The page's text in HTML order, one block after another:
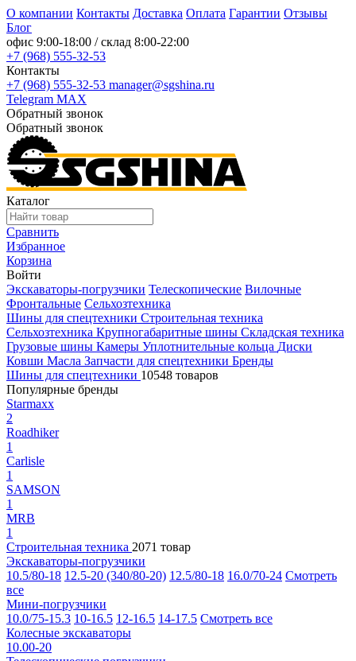
О компании Контакты Доставка Оплата Гарантии Отзывы
Блог
офис 9:00-18:00 / склад 8:00-22:00
+7 (968) 555-32-53
Контакты
+7 (968) 555-32-53 manager@sgshina.ru
Telegram MAX
Обратный звонок
Обратный звонок
Каталог
Сравнить
Избранное
Корзина
Войти
Экскаваторы-погрузчики Телескопические Вилочные
Фронтальные Сельхозтехника
Шины для спецтехники Строительная техника
Сельхозтехника Крупногабаритные шины Складская техника
Грузовые шины Камеры Уплотнительные кольца Диски
Ковши Масла Запчасти для спецтехники Бренды
Шины для спецтехники 10548 товаров
Популярные бренды
Starmaxx
2
Roadhiker
1
Carlisle
1
SAMSON
1
MRB
1
Строительная техника 2071 товар
Экскаваторы-погрузчики
10.5/80-18 12.5-20 (340/80-20) 12.5/80-18 16.0/70-24 Смотреть
все
Мини-погрузчики
10.0/75-15.3 10-16.5 12-16.5 14-17.5 Смотреть все
Колесные экскаваторы
10.00-20